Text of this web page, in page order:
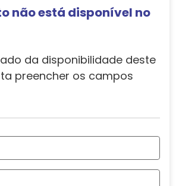
não está disponível no
da disponibilidade deste
preencher os campos